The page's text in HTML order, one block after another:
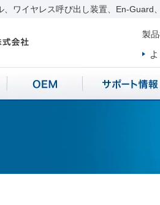
ワイヤレス呼び出し装置、En-Guard
製